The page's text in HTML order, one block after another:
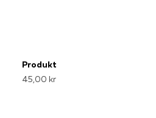
Produkt
45,00 kr